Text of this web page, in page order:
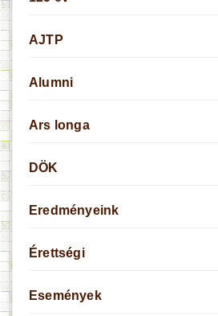
AJTP
Alumni
Ars longa
DÖK
Eredményeink
Érettségi
Események